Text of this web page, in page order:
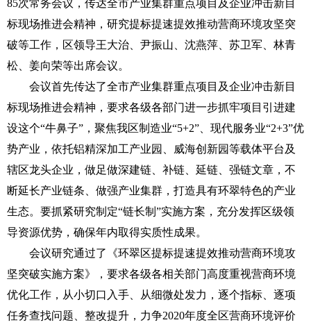
85次常务会议，传达全市产业集群重点项目及企业冲击新目
标现场推进会精神，研究提标提速提效推动营商环境攻坚突
破等工作，区领导王大治、尹振山、沈燕萍、苏卫军、林青
松、姜向荣等出席会议。
会议首先传达了全市产业集群重点项目及企业冲击新目
标现场推进会精神，要求各级各部门进一步抓牢项目引进建
设这个“牛鼻子”，聚焦我区制造业“5+2”、现代服务业“2+3”优
势产业，依托铝精深加工产业园、威海创新园等载体平台及
辖区龙头企业，做足做深建链、补链、延链、强链文章，不
断延长产业链条、做强产业集群，打造具有环翠特色的产业
生态。要抓紧研究制定“链长制”实施方案，充分发挥区级领
导资源优势，确保年内取得实质性成果。
会议研究通过了《环翠区提标提速提效推动营商环境攻
坚突破实施方案》，要求各级各相关部门高度重视营商环境
优化工作，从小切口入手、从细微处发力，逐个指标、逐项
任务查找问题、整改提升，力争2020年度全区营商环境评价